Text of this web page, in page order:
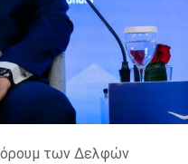
των Δελφών